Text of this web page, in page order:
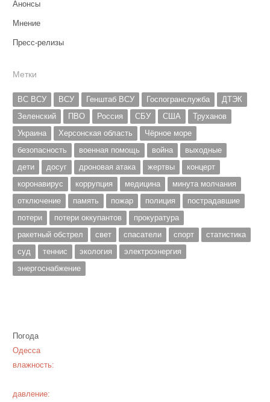
Анонсы
Мнение
Пресс-релизы
Метки
ВС ВСУ ВСУ Генштаб ВСУ Госпогранслужба
ДТЭК
Зеленский
ПВО Россия СБУ США
Труханов
Украина
Херсонская область
Чёрное море
безопасность
военная помощь война
выходные
дети
досуг дроновая атака жертвы
концерт
коронавирус
коррупция медицина
минута молчания
отключение
память пожар полиция
пострадавшие
потери
потери оккупантов
прокуратура
ракетный обстрел
свет спасатели спорт
статистика
суд
теннис экология
электроэнергия
энергоснабжение
Погода
Одесса
влажность:
давление: